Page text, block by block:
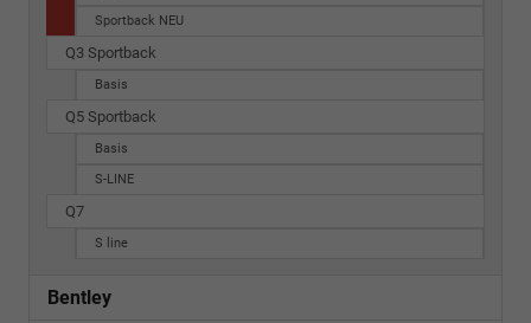
Sportback NEU
Q3 Sportback
Basis
Q5 Sportback
Basis
S-LINE
Q7
S line
Bentley